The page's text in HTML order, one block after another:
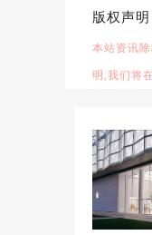
版权声明
本站资讯
明,我们将